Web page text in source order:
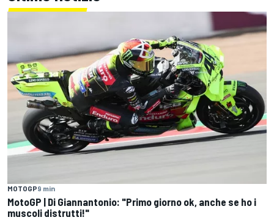
MOTOGP9 min
MotoGP | Di Giannantonio: "Primo giorno ok, anche se ho i
muscoli distrutti!"